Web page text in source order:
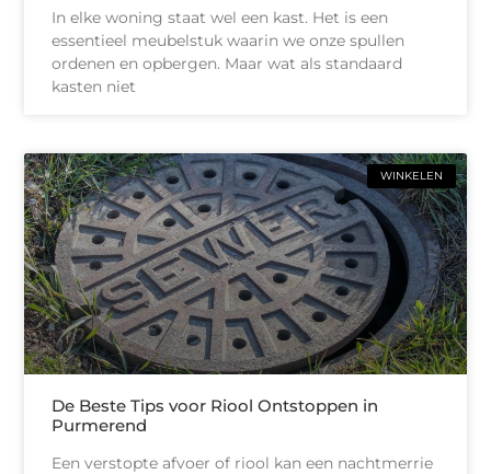
In elke woning staat wel een kast. Het is een
essentieel meubelstuk waarin we onze spullen
ordenen en opbergen. Maar wat als standaard
kasten niet
WINKELEN
De Beste Tips voor Riool Ontstoppen in
Purmerend
Een verstopte afvoer of riool kan een nachtmerrie